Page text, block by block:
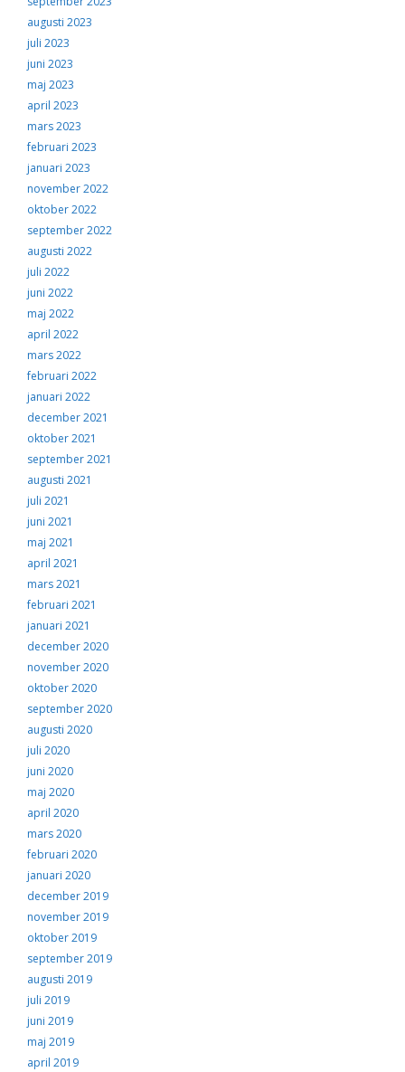
augusti 2023
juli 2023
juni 2023
maj 2023
april 2023
mars 2023
februari 2023
januari 2023
november 2022
oktober 2022
september 2022
augusti 2022
juli 2022
juni 2022
maj 2022
april 2022
mars 2022
februari 2022
januari 2022
december 2021
oktober 2021
september 2021
augusti 2021
juli 2021
juni 2021
maj 2021
april 2021
mars 2021
februari 2021
januari 2021
december 2020
november 2020
oktober 2020
september 2020
augusti 2020
juli 2020
juni 2020
maj 2020
april 2020
mars 2020
februari 2020
januari 2020
december 2019
november 2019
oktober 2019
september 2019
augusti 2019
juli 2019
juni 2019
maj 2019
april 2019